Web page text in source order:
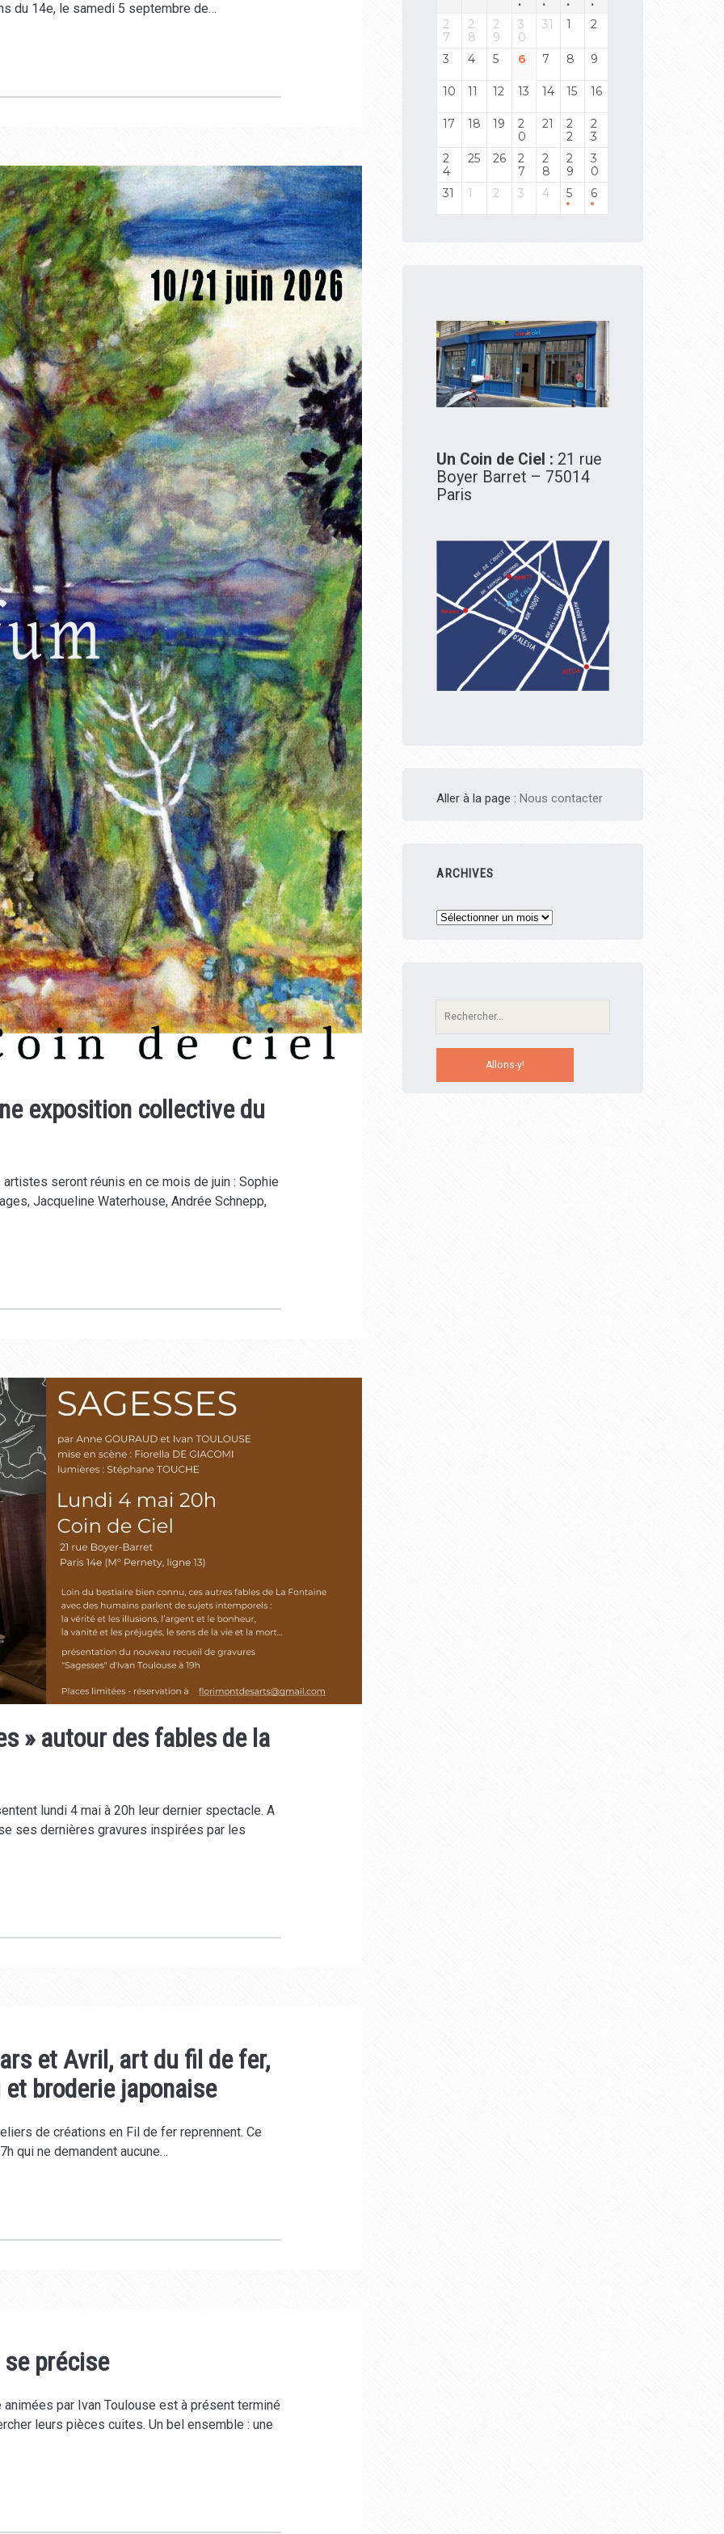
du 14e, le samedi 5 septembre de…
exposition collective du
artistes seront réunis en ce mois de juin : Sophie
Jacqueline Waterhouse, Andrée Schnepp,
» autour des fables de la
lundi 4 mai à 20h leur dernier spectacle. A
ses dernières gravures inspirées par les
et Avril, art du fil de fer,
broderie japonaise
de créations en Fil de fer reprennent. Ce
qui ne demandent aucune…
précise
par Ivan Toulouse est à présent terminé
leurs pièces cuites. Un bel ensemble : une
2
7
2
8
2
9
3
0
31 1 2
3 4 5 6 7 8 9
10 11 12 13 14 15 16
17 18 19
2
0
21
2
2
2
3
2
4
25 26
2
7
2
8
2
9
3
0
31
1 2 3 4 5 6
Un Coin de Ciel : 21 rue
Boyer Barret – 75014
Paris
Aller à la page :Nous contacter
ARCHIVES
Archives
Recherche: